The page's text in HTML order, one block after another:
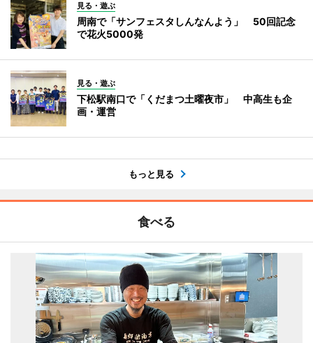
見る・遊ぶ
周南で「サンフェスタしんなんよう」 50回記念
で花火5000発
見る・遊ぶ
下松駅南口で「くだまつ土曜夜市」 中高生も企
画・運営
もっと見る
食べる